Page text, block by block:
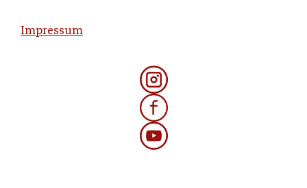
Impressum